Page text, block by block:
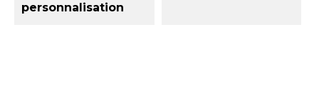
personnalisation